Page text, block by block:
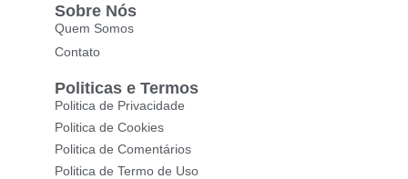
Sobre Nós
Quem Somos
Contato
Politicas e Termos
Politica de Privacidade
Politica de Cookies
Politica de Comentários
Politica de Termo de Uso